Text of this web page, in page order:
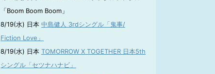
「Boom Boom Boom」
8/19(水) 日本 中島健人 3rdシングル「鬼事/
Fiction Love」
8/19(水) 日本 TOMORROW X TOGETHER 日本5th
シングル「セツナハナビ」